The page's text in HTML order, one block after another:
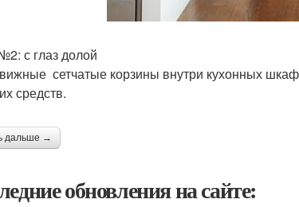
с глаз долой
сетчатые корзины внутри кухонных
средств.
дальше →
обновления на сайте: